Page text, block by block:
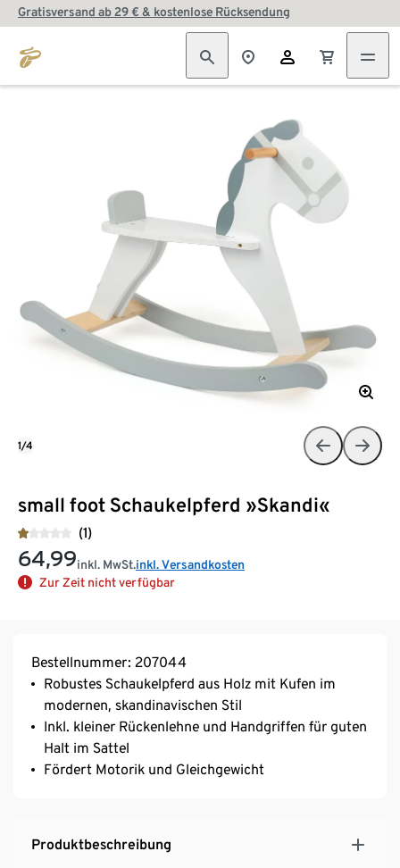
Gratisversand ab 29 € & kostenlose Rücksendung
small foot Schaukelpferd »Skandi«
(1)
64,99inkl. MwSt.inkl. Versandkosten
Zur Zeit nicht verfügbar
1/4
Bestellnummer: 207044
Robustes Schaukelpferd aus Holz mit Kufen im
modernen, skandinavischen Stil
Inkl. kleiner Rückenlehne und Handgriffen für guten
Halt im Sattel
Fördert Motorik und Gleichgewicht
Produktbeschreibung